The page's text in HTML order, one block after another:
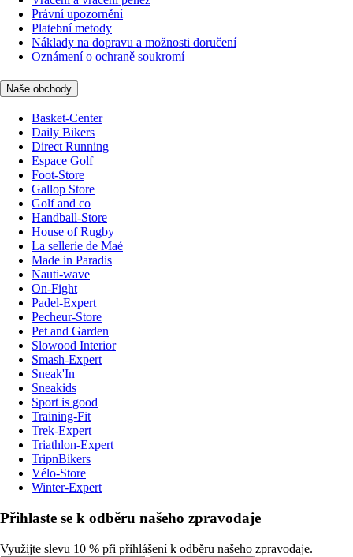
Právní upozornění
Platební metody
Náklady na dopravu a možnosti doručení
Oznámení o ochraně soukromí
Naše obchody
Basket-Center
Daily Bikers
Direct Running
Espace Golf
Foot-Store
Gallop Store
Golf and co
Handball-Store
House of Rugby
La sellerie de Maé
Made in Paradis
Nauti-wave
On-Fight
Padel-Expert
Pecheur-Store
Pet and Garden
Slowood Interior
Smash-Expert
Sneak'In
Sneakids
Sport is good
Training-Fit
Trek-Expert
Triathlon-Expert
TripnBikers
Vélo-Store
Winter-Expert
Přihlaste se k odběru našeho zpravodaje
Využijte slevu 10 % při přihlášení k odběru našeho zpravodaje.